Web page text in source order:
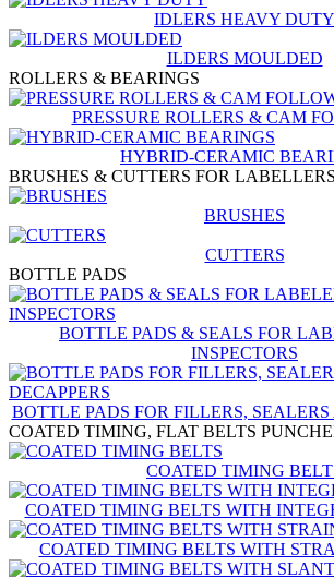
IDLERS HEAVY DUTY
ILDERS MOULDED
ROLLERS & BEARINGS
PRESSURE ROLLERS & CAM
HYBRID-CERAMIC
BRUSHES & CUTTERS FOR LABELLERS
BRUSHES
CUTTERS
BOTTLE PADS
BOTTLE PADS & SEALS FOR
INSPECTORS
BOTTLE PADS FOR FILLERS,
COATED TIMING, FLAT BELTS
COATED TIMING
COATED TIMING BELTS WITH
COATED TIMING BELTS WITH